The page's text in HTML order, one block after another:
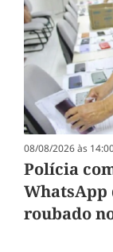
08/08/2026 às
Polícia
WhatsApp
roubado